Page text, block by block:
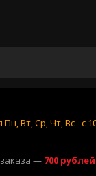
Вт, Ср, Чт, Вс - с
— 700 рублей